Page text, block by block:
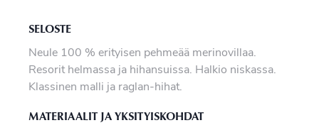
SELOSTE
Neule 100 % erityisen pehmeää merinovillaa.
Resorit helmassa ja hihansuissa. Halkio niskassa.
Klassinen malli ja raglan-hihat.
MATERIAALIT JA YKSITYISKOHDAT